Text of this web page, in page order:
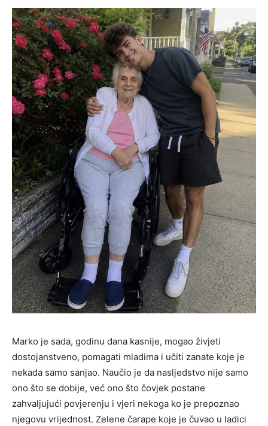
Marko je sada, godinu dana kasnije, mogao živjeti
dostojanstveno, pomagati mladima i učiti zanate koje je
nekada samo sanjao. Naučio je da nasljedstvo nije samo
ono što se dobije, već ono što čovjek postane
zahvaljujući povjerenju i vjeri nekoga ko je prepoznao
njegovu vrijednost. Zelene čarape koje je čuvao u ladici